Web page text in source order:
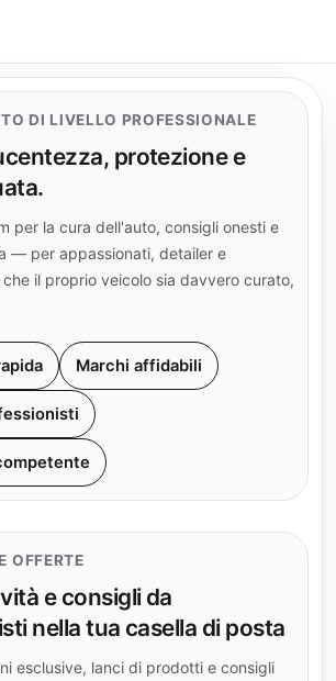
DI LIVELLO PROFESSIONALE
protezione e
per la cura dell'auto, consigli onesti e
— per appassionati, detailer e
il proprio veicolo sia davvero curato,
Marchi affidabili
OFFERTE
e consigli da
nella tua casella di posta
esclusive, lanci di prodotti e consigli